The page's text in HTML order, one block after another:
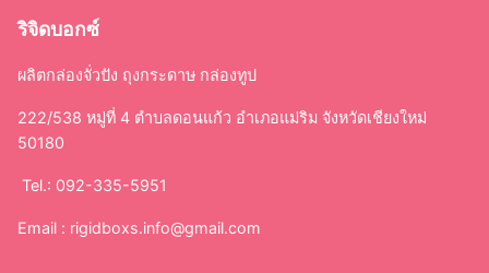
ริจิดบอกซ์
ผลิตกล่องจั่วปัง ถุงกระดาษ กล่องทูป
222/538 หมู่ที่ 4 ตำบลดอนแก้ว อำเภอแม่ริม จังหวัดเชียงใหม่
50180
Tel.: 092-335-5951
Email : rigidboxs.info@gmail.com